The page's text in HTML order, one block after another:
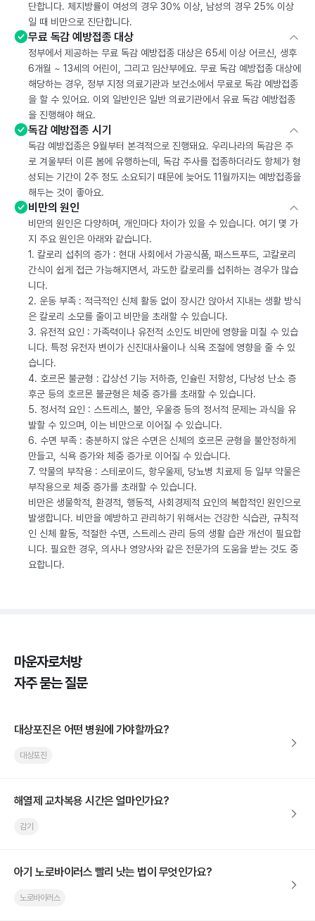
단합니다. 체지방률이 여성의 경우 30% 이상, 남성의 경우 25% 이상
일 때 비만으로 진단합니다.
무료 독감 예방접종 대상
정부에서 제공하는 무료 독감 예방접종 대상은 65세 이상 어르신, 생후
6개월 ~ 13세의 어린이, 그리고 임산부에요. 무료 독감 예방접종 대상에
해당하는 경우, 정부 지정 의료기관과 보건소에서 무료로 독감 예방접종
을 할 수 있어요. 이외 일반인은 일반 의료기관에서 유료 독감 예방접종
을 진행해야 해요.
독감 예방접종 시기
독감 예방접종은 9월부터 본격적으로 진행돼요. 우리나라의 독감은 주
로 겨울부터 이른 봄에 유행하는데, 독감 주사를 접종하더라도 항체가 형
성되는 기간이 2주 정도 소요되기 때문에 늦어도 11월까지는 예방접종을
해두는 것이 좋아요.
비만의 원인
비만의 원인은 다양하며, 개인마다 차이가 있을 수 있습니다. 여기 몇 가
지 주요 원인은 아래와 같습니다.
1. 칼로리 섭취의 증가 : 현대 사회에서 가공식품, 패스트푸드, 고칼로리
간식이 쉽게 접근 가능해지면서, 과도한 칼로리를 섭취하는 경우가 많습
니다.
2. 운동 부족 : 적극적인 신체 활동 없이 장시간 앉아서 지내는 생활 방식
은 칼로리 소모를 줄이고 비만을 초래할 수 있습니다.
3. 유전적 요인 : 가족력이나 유전적 소인도 비만에 영향을 미칠 수 있습
니다. 특정 유전자 변이가 신진대사율이나 식욕 조절에 영향을 줄 수 있
습니다.
4. 호르몬 불균형 : 갑상선 기능 저하증, 인슐린 저항성, 다낭성 난소 증
후군 등의 호르몬 불균형은 체중 증가를 초래할 수 있습니다.
5. 정서적 요인 : 스트레스, 불안, 우울증 등의 정서적 문제는 과식을 유
발할 수 있으며, 이는 비만으로 이어질 수 있습니다.
6. 수면 부족 : 충분하지 않은 수면은 신체의 호르몬 균형을 불안정하게
만들고, 식욕 증가와 체중 증가로 이어질 수 있습니다.
7. 약물의 부작용 : 스테로이드, 항우울제, 당뇨병 치료제 등 일부 약물은
부작용으로 체중 증가를 초래할 수 있습니다.
비만은 생물학적, 환경적, 행동적, 사회경제적 요인의 복합적인 원인으로
발생합니다. 비만을 예방하고 관리하기 위해서는 건강한 식습관, 규칙적
인 신체 활동, 적절한 수면, 스트레스 관리 등의 생활 습관 개선이 필요합
니다. 필요한 경우, 의사나 영양사와 같은 전문가의 도움을 받는 것도 중
요합니다.
마운자로처방
자주 묻는 질문
대상포진은 어떤 병원에 가야할까요?
대상포진
해열제 교차복용 시간은 얼마인가요?
감기
아기 노로바이러스 빨리 낫는 법이 무엇인가요?
노로바이러스